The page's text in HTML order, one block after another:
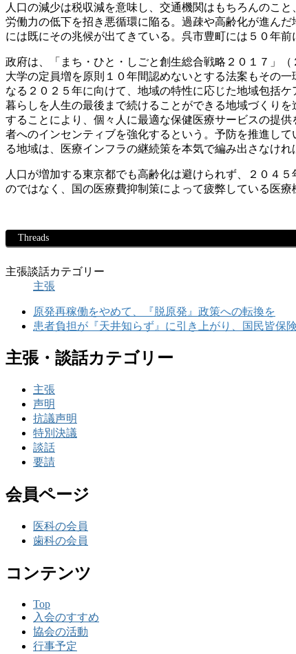
人口の減少は税収減を意味し、交通機関はもちろんのこ
労働力の低下を招き悪循環に陥る。過疎や高齢化が進ん
には既にその兆候が出てきている。呉市豊町には５０年
政府は、「まち・ひと・しごと創生総合戦略２０１７」
大学の定員増を原則１０年間認めないとする法案もその
なる２０２５年に向けて、地域の特性に応じた地域包括
暮らしを人生の最後まで続けることができる地域づくり
することにより、個々人に最適な保健医療サービスの提
者へのインセンティブを強化するという。予防を推進し
る地域は、医療インフラの継続策を本気で編み出さなけ
人口が増加する東京都でも高齢化は避けられず、２０４
のではなく、国の医療費抑制策によって疲弊している医
Threads
主張談話カテゴリー
主張
原発再稼働をやめて、『脱原発』政策への転換を
患者負担が『天井知らず』に引き上がり、国民皆保
主張・談話カテゴリー
主張
声明
抗議声明
特別決議
談話
要請
会員ページ
医科の会員
歯科の会員
コンテンツ
Top
入会のすすめ
協会の活動
行事予定